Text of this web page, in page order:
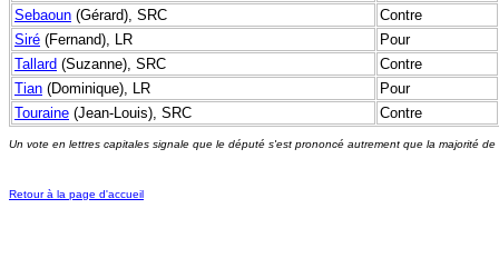
Sebaoun (Gérard), SRC
Contre
Siré (Fernand), LR
Pour
Tallard (Suzanne), SRC
Contre
Tian (Dominique), LR
Pour
Touraine (Jean-Louis), SRC Contre
Un vote en lettres capitales signale que le député s'est prononcé autrement que la majorité
Retour à la page d'accueil